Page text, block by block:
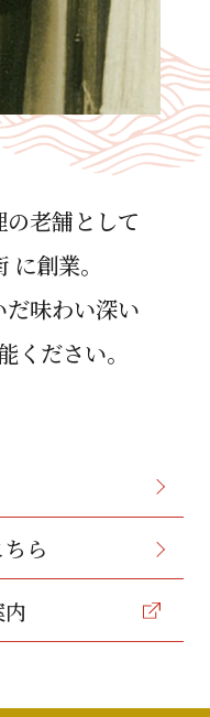
⽼舗として
創業。
味わい深い
ください。
ら